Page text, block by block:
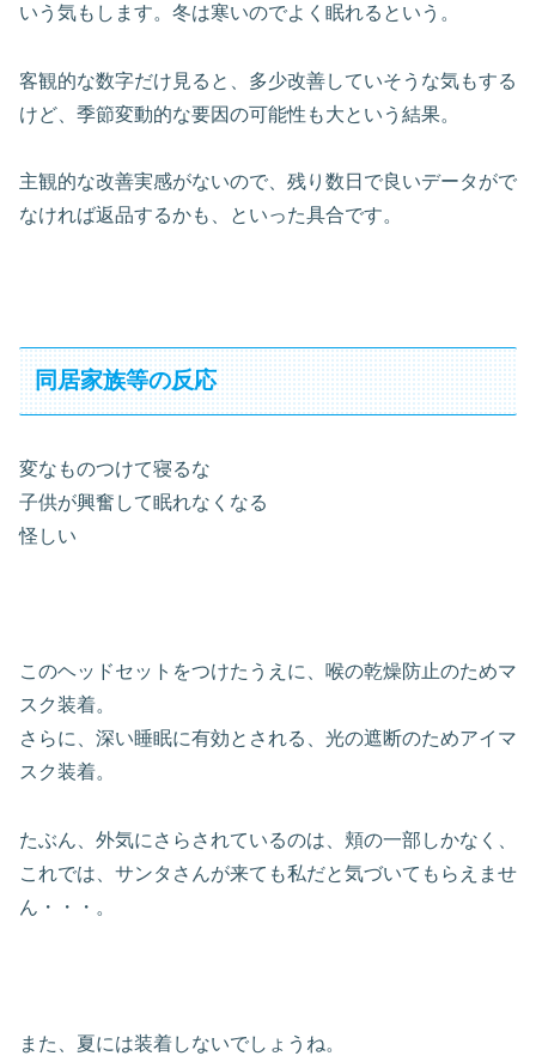
いう気もします。冬は寒いのでよく眠れるという。
客観的な数字だけ見ると、多少改善していそうな気もする
けど、季節変動的な要因の可能性も大という結果。
主観的な改善実感がないので、残り数日で良いデータがで
なければ返品するかも、といった具合です。
同居家族等の反応
変なものつけて寝るな
子供が興奮して眠れなくなる
怪しい
このヘッドセットをつけたうえに、喉の乾燥防止のためマ
スク装着。
さらに、深い睡眠に有効とされる、光の遮断のためアイマ
スク装着。
たぶん、外気にさらされているのは、頬の一部しかなく、
これでは、サンタさんが来ても私だと気づいてもらえませ
ん・・・。
また、夏には装着しないでしょうね。